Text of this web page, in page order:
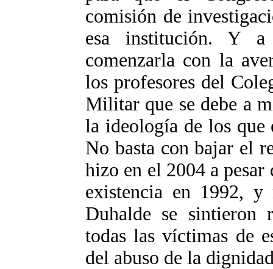
comisión de
esa institución. Y a
comenzarla con la
los profesores del
Militar que se debe a
la ideología de los que
No basta con bajar el
hizo en el 2004 a pesar
existencia en 1992,
Duhalde se sintieron
todas las víctimas de
del abuso de la